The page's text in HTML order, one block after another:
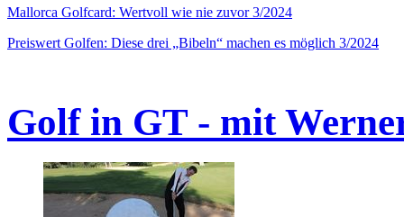
Mallorca Golfcard: Wertvoll wie nie zuvor 3/2024
Preiswert Golfen: Diese drei „Bibeln“ machen es möglich 3/2024
Golf in GT - mit